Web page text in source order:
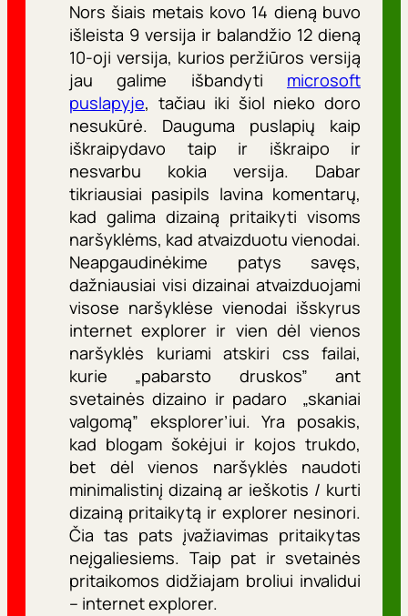
Nors šiais metais kovo 14 dieną buvo
išleista 9 versija ir balandžio 12 dieną
10-oji versija, kurios peržiūros versiją
jau galime išbandyti microsoft
puslapyje, tačiau iki šiol nieko doro
nesukūrė. Dauguma puslapių kaip
iškraipydavo taip ir iškraipo ir
nesvarbu kokia versija. Dabar
tikriausiai pasipils lavina komentarų,
kad galima dizainą pritaikyti visoms
naršyklėms, kad atvaizduotu vienodai.
Neapgaudinėkime patys savęs,
dažniausiai visi dizainai atvaizduojami
visose naršyklėse vienodai išskyrus
internet explorer ir vien dėl vienos
naršyklės kuriami atskiri css failai,
kurie „pabarsto druskos” ant
svetainės dizaino ir padaro „skaniai
valgomą” eksplorer’iui. Yra posakis,
kad blogam šokėjui ir kojos trukdo,
bet dėl vienos naršyklės naudoti
minimalistinį dizainą ar ieškotis / kurti
dizainą pritaikytą ir explorer nesinori.
Čia tas pats įvažiavimas pritaikytas
neįgaliesiems. Taip pat ir svetainės
pritaikomos didžiajam broliui invalidui
– internet explorer.